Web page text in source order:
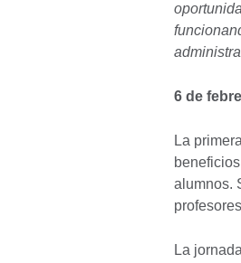
6 de
La
alumnos.
La